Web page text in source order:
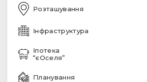
Розташування
Інфраструктура
Іпотека
“єОселя”
Планування